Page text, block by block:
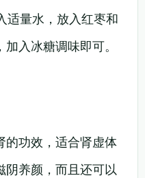
适量水，放入红枣和
入冰糖调味即可。
的功效，适合肾虚体
阴养颜，而且还可以